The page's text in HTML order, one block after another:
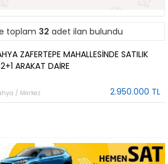
toplam 32 adet ilan bulundu
ZAFERTEPE MAHALLESİNDE SATILIK
ARAKAT DAİRE
/ Merkez 2.950.000 TL